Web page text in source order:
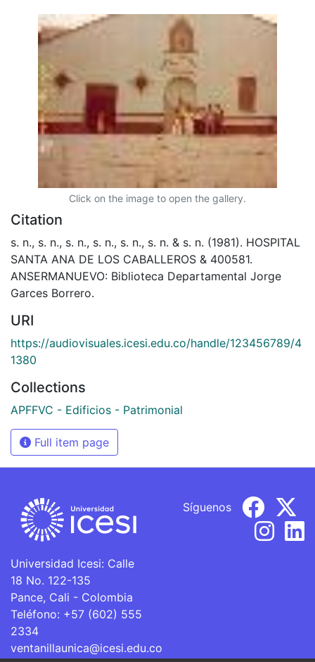
Click on the image to open the gallery.
Citation
s. n., s. n., s. n., s. n., s. n., s. n. & s. n. (1981). HOSPITAL
SANTA ANA DE LOS CABALLEROS & 400581.
ANSERMANUEVO: Biblioteca Departamental Jorge
Garces Borrero.
URI
https://audiovisuales.icesi.edu.co/handle/123456789/4
1380
Collections
APFFVC - Edificios - Patrimonial
Full item page
Universidad Icesi: Calle
18 No. 122-135
Pance, Cali - Colombia
Teléfono: +57 (602) 555
2334
ventanillaunica@icesi.edu.co
Síguenos